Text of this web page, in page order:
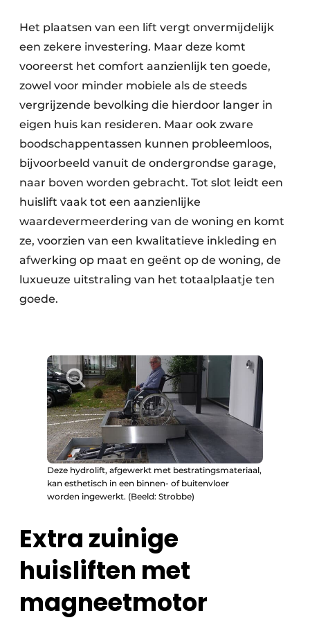
Het plaatsen van een lift vergt onvermijdelijk
een zekere investering. Maar deze komt
vooreerst het comfort aanzienlijk ten goede,
zowel voor minder mobiele als de steeds
vergrijzende bevolking die hierdoor langer in
eigen huis kan resideren. Maar ook zware
boodschappentassen kunnen probleemloos,
bijvoorbeeld vanuit de ondergrondse garage,
naar boven worden gebracht. Tot slot leidt een
huislift vaak tot een aanzienlijke
waardevermeerdering van de woning en komt
ze, voorzien van een kwalitatieve inkleding en
afwerking op maat en geënt op de woning, de
luxueuze uitstraling van het totaalplaatje ten
goede.
Deze hydrolift, afgewerkt met bestratingsmateriaal,
kan esthetisch in een binnen- of buitenvloer
worden ingewerkt. (Beeld: Strobbe)
Extra zuinige
huisliften met
magneetmotor